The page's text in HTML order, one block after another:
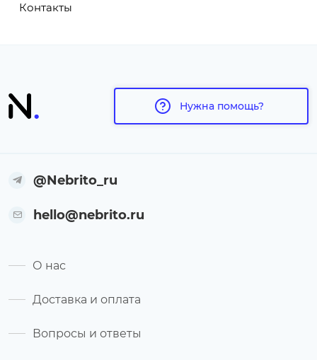
Контакты
Нужна помощь?
@Nebrito_ru
hello@nebrito.ru
О нас
Доставка и оплата
Вопросы и ответы